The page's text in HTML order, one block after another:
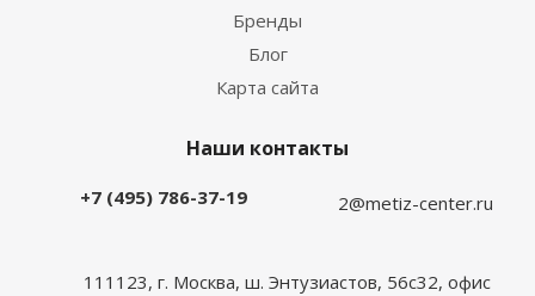
Бренды
Блог
Карта сайта
Наши контакты
+7 (495) 786-37-19 2@metiz-center.ru
111123, г. Москва, ш. Энтузиастов, 56с32, офис